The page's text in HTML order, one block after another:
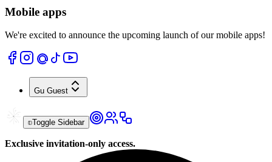
Mobile apps
We're excited to announce the upcoming launch of our mobile apps!
Gu Guest
Toggle Sidebar
Exclusive invitation-only access.